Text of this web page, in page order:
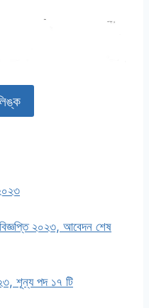
বিজ্ঞপ্তি ২০২৩, আবেদন শেষ
শূন্য পদ ১৭ টি